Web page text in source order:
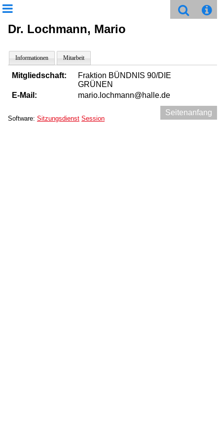
Dr. Lochmann, Mario
Informationen Mitarbeit
Mitgliedschaft:
Fraktion BÜNDNIS 90/DIE
GRÜNEN
E-Mail:
mario.lochmann@halle.de
Seitenanfang
Software: Sitzungsdienst Session